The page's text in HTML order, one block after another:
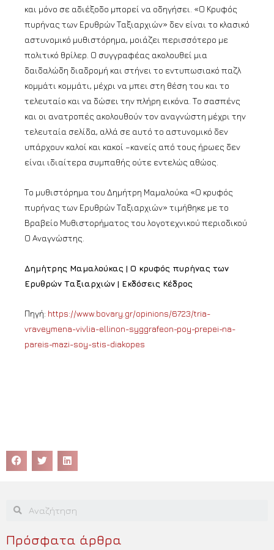
και μόνο σε αδιέξοδο μπορεί να οδηγήσει. «Ο Κρυφός
πυρήνας των Ερυθρών Ταξιαρχιών» δεν είναι το κλασικό
αστυνομικό μυθιστόρημα, μοιάζει περισσότερο με
πολιτικό θρίλερ. Ο συγγραφέας ακολουθεί μια
δαιδαλώδη διαδρομή και στήνει το εντυπωσιακό παζλ
κομμάτι κομμάτι, μέχρι να μπει στη θέση του και το
τελευταίο και να δώσει την πλήρη εικόνα. Το σασπένς
και οι ανατροπές ακολουθούν τον αναγνώστη μέχρι την
τελευταία σελίδα, αλλά σε αυτό το αστυνομικό δεν
υπάρχουν καλοί και κακοί –κανείς από τους ήρωες δεν
είναι ιδιαίτερα συμπαθής ούτε εντελώς αθώος.
Το μυθιστόρημα του Δημήτρη Μαμαλούκα «Ο κρυφός
πυρήνας των Ερυθρών Ταξιαρχιών» τιμήθηκε με το
Βραβείο Μυθιστορήματος του λογοτεχνικού περιοδικού
Ο Αναγνώστης.
Δημήτρης Μαμαλούκας | Ο κρυφός πυρήνας των
Ερυθρών Ταξιαρχιών | Εκδόσεις Κέδρος
Πηγή: https://www.bovary.gr/opinions/6723/tria-
vraveymena-vivlia-ellinon-syggrafeon-poy-prepei-na-
pareis-mazi-soy-stis-diakopes
Πρόσφατα άρθρα